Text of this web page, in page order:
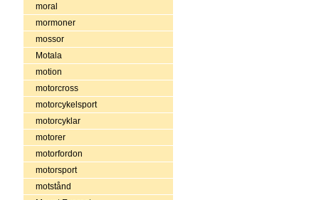
moral
mormoner
mossor
Motala
motion
motorcross
motorcykelsport
motorcyklar
motorer
motorfordon
motorsport
motstånd